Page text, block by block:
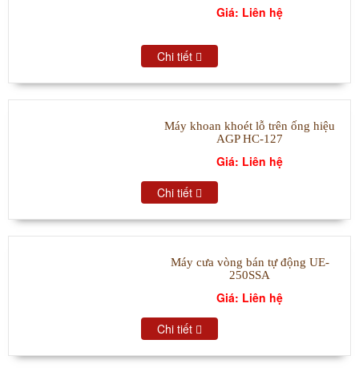
Giá: Liên hệ
Chi tiết
Máy khoan khoét lỗ trên ống hiệu
AGP HC-127
Giá: Liên hệ
Chi tiết
Máy cưa vòng bán tự động UE-
250SSA
Giá: Liên hệ
Chi tiết